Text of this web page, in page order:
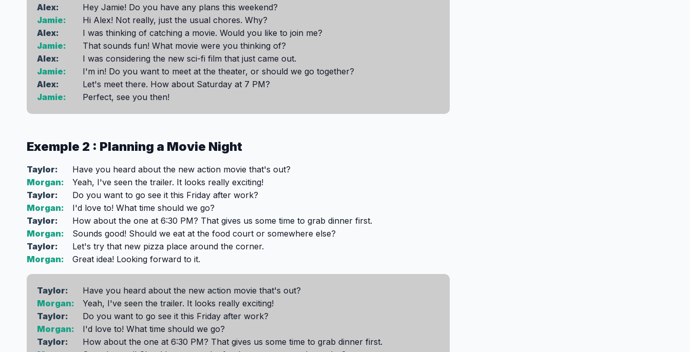
Alex:
Hey Jamie! Do you have any plans this weekend?
Jamie:
Hi Alex! Not really, just the usual chores. Why?
Alex:
I was thinking of catching a movie. Would you like to join me?
Jamie:
That sounds fun! What movie were you thinking of?
Alex:
I was considering the new sci-fi film that just came out.
Jamie:
I'm in! Do you want to meet at the theater, or should we go together?
Alex:
Let's meet there. How about Saturday at 7 PM?
Jamie:
Perfect, see you then!
Exemple 2 : Planning a Movie Night
Taylor:
Have you heard about the new action movie that's out?
Morgan:
Yeah, I've seen the trailer. It looks really exciting!
Taylor:
Do you want to go see it this Friday after work?
Morgan:
I'd love to! What time should we go?
Taylor:
How about the one at 6:30 PM? That gives us some time to grab dinner first.
Morgan:
Sounds good! Should we eat at the food court or somewhere else?
Taylor:
Let's try that new pizza place around the corner.
Morgan:
Great idea! Looking forward to it.
Taylor:
Have you heard about the new action movie that's out?
Morgan:
Yeah, I've seen the trailer. It looks really exciting!
Taylor:
Do you want to go see it this Friday after work?
Morgan:
I'd love to! What time should we go?
Taylor:
How about the one at 6:30 PM? That gives us some time to grab dinner first.